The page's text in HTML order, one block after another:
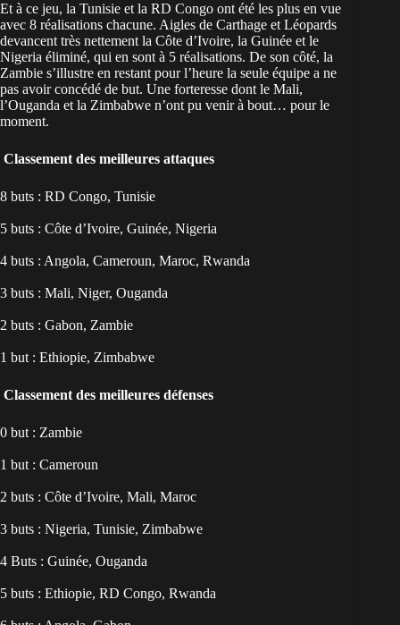
Et à ce jeu, la Tunisie et la RD Congo ont été les plus en vue
avec 8 réalisations chacune. Aigles de Carthage et Léopards
devancent très nettement la Côte d’Ivoire, la Guinée et le
Nigeria éliminé, qui en sont à 5 réalisations. De son côté, la
Zambie s’illustre en restant pour l’heure la seule équipe a ne
pas avoir concédé de but. Une forteresse dont le Mali,
l’Ouganda et la Zimbabwe n’ont pu venir à bout… pour le
moment.
Classement des meilleures attaques
8 buts : RD Congo, Tunisie
5 buts : Côte d’Ivoire, Guinée, Nigeria
4 buts : Angola, Cameroun, Maroc, Rwanda
3 buts : Mali, Niger, Ouganda
2 buts : Gabon, Zambie
1 but : Ethiopie, Zimbabwe
Classement des meilleures défenses
0 but : Zambie
1 but : Cameroun
2 buts : Côte d’Ivoire, Mali, Maroc
3 buts : Nigeria, Tunisie, Zimbabwe
4 Buts : Guinée, Ouganda
5 buts : Ethiopie, RD Congo, Rwanda